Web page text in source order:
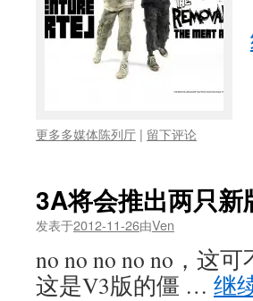
更多多媒体陈列厅 | 留下评论
3A将会推出两只新
发表于2012-11-26由Ven
no no no no no，这
这是V3版的僵 … 继